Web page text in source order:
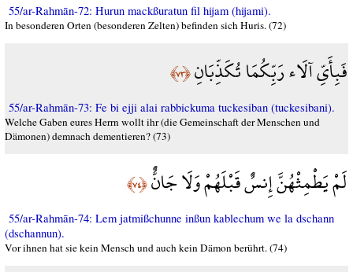
55/ar-Rahmān-72: Hurun mackßuratun fil hijam (hijami).
In besonderen Orten (besonderen Zelten) befinden sich Huris. (72)
فَبِأَيِّ آلَاء رَبِّكُمَا تُكَذِّبَانِ﴿٧٣﴾
55/ar-Rahmān-73: Fe bi ejji alai rabbickuma tuckesiban (tuckesibani).
Welche Gaben eures Herrn wollt ihr (die Gemeinschaft der Menschen und
Dämonen) demnach dementieren? (73)
لَمْ يَطْمِثْهُنَّ إِنسٌ قَبْلَهُمْ وَلَا جَانٌّ﴿٧٤﴾
55/ar-Rahmān-74: Lem jatmißchunne inßun kablechum we la dschann
(dschannun).
Vor ihnen hat sie kein Mensch und auch kein Dämon berührt. (74)